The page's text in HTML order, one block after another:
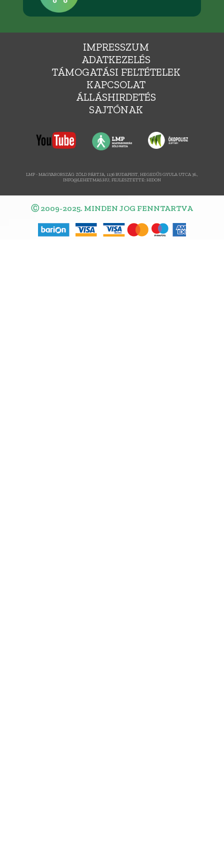
IMPRESSZUM
ADATKEZELÉS
TÁMOGATÁSI FELTÉTELEK
KAPCSOLAT
ÁLLÁSHIRDETÉS
SAJTÓNAK
LMP - MAGYARORSZÁG ZÖLD PÁRTJA, 1136 BUDAPEST, HEGEDŰS GYULA UTCA 36.,
INFO@LEHETMAS.HU, FEJLESZTETTE:HIDON
Ⓒ 2009-2025. MINDEN JOG FENNTARTVA